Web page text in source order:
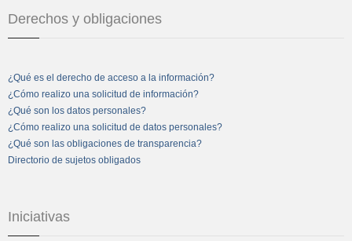
Derechos y obligaciones
¿Qué es el derecho de acceso a la información?
¿Cómo realizo una solicitud de información?
¿Qué son los datos personales?
¿Cómo realizo una solicitud de datos personales?
¿Qué son las obligaciones de transparencia?
Directorio de sujetos obligados
Iniciativas